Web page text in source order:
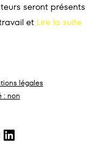
seront présents
et Lire la suite
légales
: non
LinkedIn